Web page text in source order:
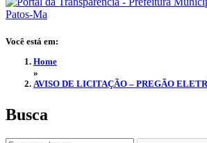
Você está em:
Home
»
AVISO DE LICITAÇÃO – PREGÃO
Busca